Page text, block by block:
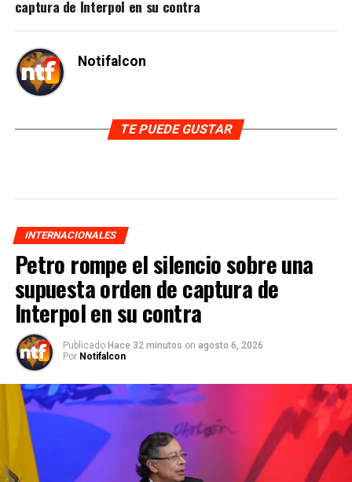
captura de Interpol en su contra
Notifalcon
TE PUEDE GUSTAR
INTERNACIONALES
Petro rompe el silencio sobre una
supuesta orden de captura de
Interpol en su contra
Publicado Hace 32 minutos on agosto 6, 2026
Por Notifalcon